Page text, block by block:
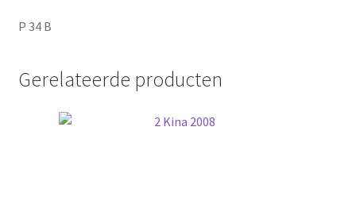
P 34 B
Gerelateerde producten